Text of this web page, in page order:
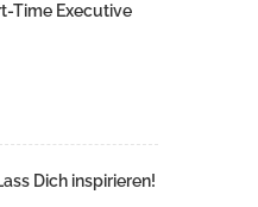
Time Executive
Dich inspirieren!